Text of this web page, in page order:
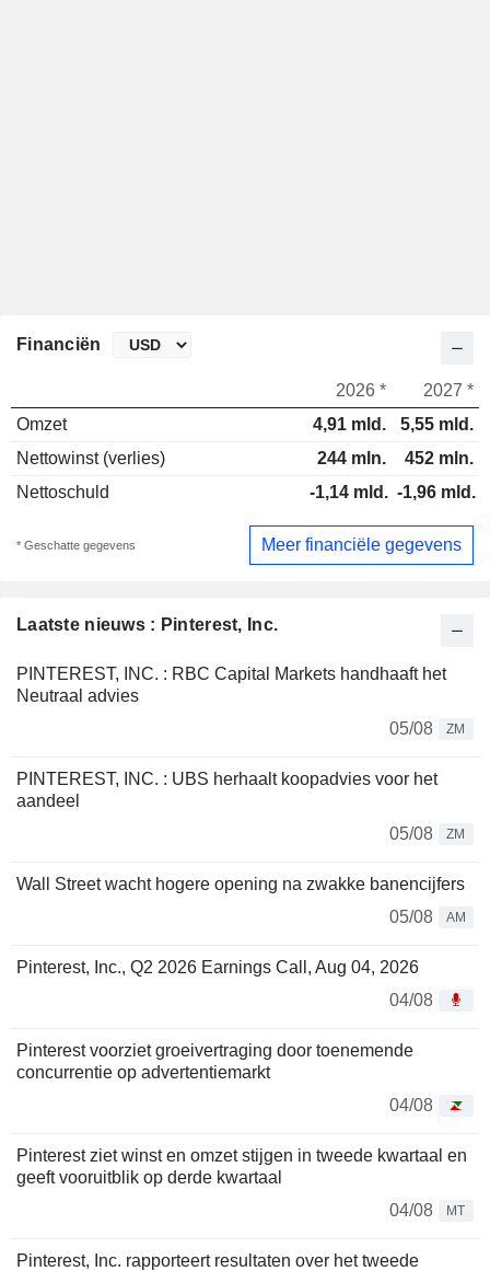
Laatste nieuws : Pinterest, Inc.
PINTEREST, INC. : RBC Capital Markets handhaaft het
Neutraal advies
05/08
ZM
PINTEREST, INC. : UBS herhaalt koopadvies voor het
aandeel
05/08
ZM
Wall Street wacht hogere opening na zwakke banencijfers
05/08
AM
Pinterest, Inc., Q2 2026 Earnings Call, Aug 04, 2026
04/08
Pinterest voorziet groeivertraging door toenemende
concurrentie op advertentiemarkt
04/08
Pinterest ziet winst en omzet stijgen in tweede kwartaal en
geeft vooruitblik op derde kwartaal
04/08
MT
Pinterest, Inc. rapporteert resultaten over het tweede
Financiën
2026 *
2027 *
Omzet
4,91 mld.
5,55 mld.
Nettowinst (verlies)
244 mln.
452 mln.
Nettoschuld
-1,14 mld. -1,96 mld.
* Geschatte gegevens Meer financiële gegevens